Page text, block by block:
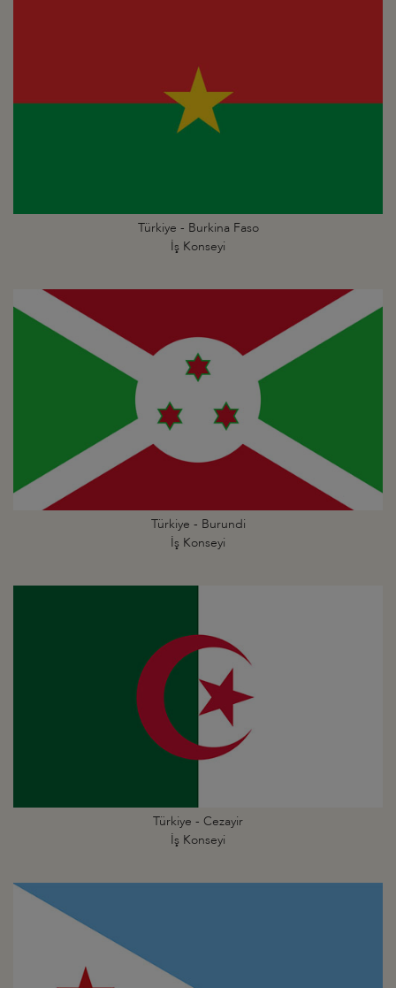
Türkiye - Burkina Faso
İş Konseyi
Türkiye - Burundi
İş Konseyi
Türkiye - Cezayir
İş Konseyi